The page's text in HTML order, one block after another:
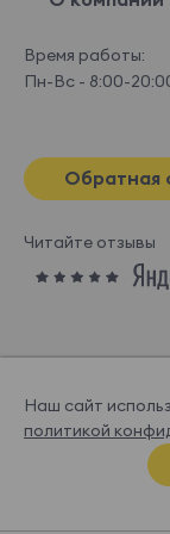
Время работы:
Пн-Вс - 8:00-
Обратная
Читайте отзывы
©
Наш сайт
политикой